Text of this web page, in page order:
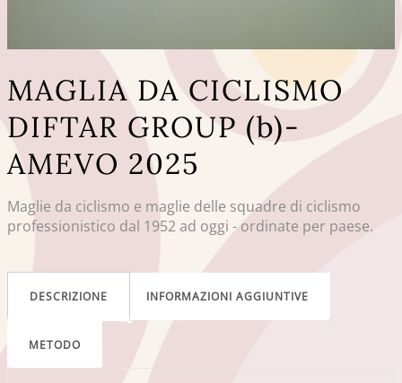
MAGLIA DA CICLISMO
DIFTAR GROUP (b)-
AMEVO 2025
Maglie da ciclismo e maglie delle squadre di ciclismo
professionistico dal 1952 ad oggi - ordinate per paese.
DESCRIZIONE INFORMAZIONI AGGIUNTIVE
METODO